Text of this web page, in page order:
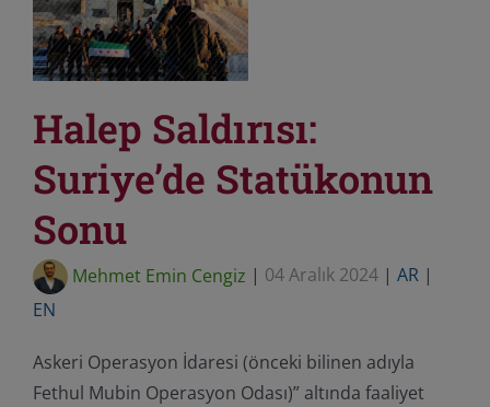
Halep Saldırısı:
Suriye’de Statükonun
Sonu
Mehmet Emin Cengiz | 04 Aralık 2024 | AR |
EN
Askeri Operasyon İdaresi (önceki bilinen adıyla
Fethul Mubin Operasyon Odası)” altında faaliyet